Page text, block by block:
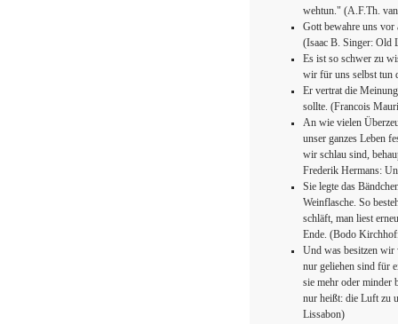
wehtun." (A.F.Th.
Gott bewahre uns vor
(Isaac B. Singer: Old
Es ist so schwer zu
wir für uns selbst tun
Er vertrat die
sollte. (Francois
An wie vielen
unser ganzes Leben
wir schlau sind,
Frederik Hermans:
Sie legte das
Weinflasche. So
schläft, man liest
Ende. (Bodo
Und was besitzen
nur geliehen sind für
sie mehr oder minder
nur heißt: die Luft zu
Lissabon)